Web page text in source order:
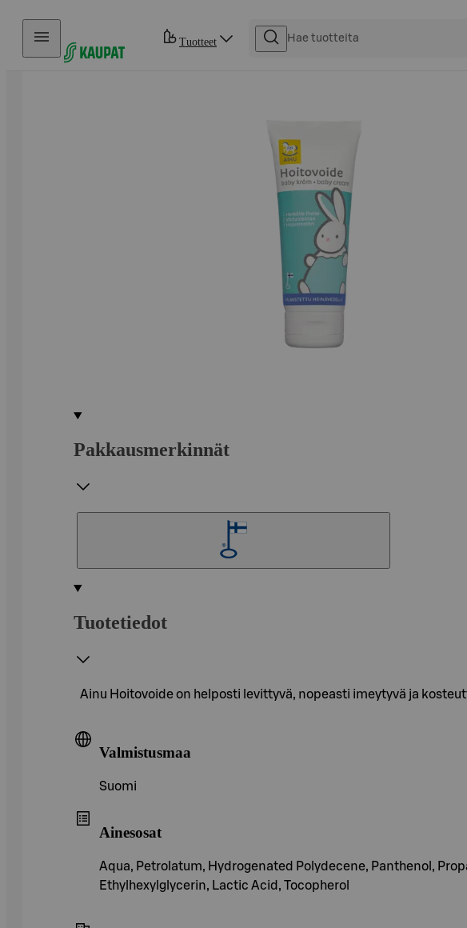
Hyppää sisältöön
Tuotteet
Pakkausmerkinnät
Tuotetiedot
Ainu Hoitovoide on helposti levittyvä, nopeasti imeytyvä ja
Valmistusmaa
Suomi
Ainesosat
Aqua, Petrolatum, Hydrogenated Polydecene, Panthenol,
Ethylhexylglycerin, Lactic Acid, Tocopherol